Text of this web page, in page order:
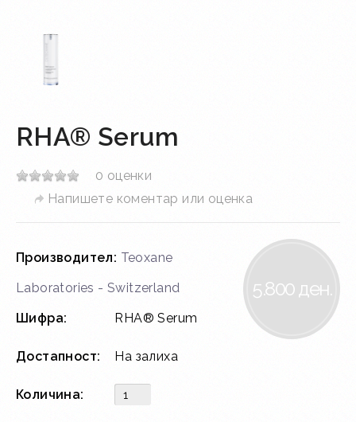
RHA® Serum
0 оценки
Напишете коментар или оценка
5.800 ден.
Производител: Teoxane
Laboratories - Switzerland
Шифра:
RHA® Serum
Достапност: На залиха
Количина: